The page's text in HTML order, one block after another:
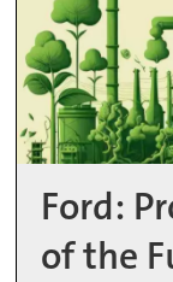
Ford:
of the